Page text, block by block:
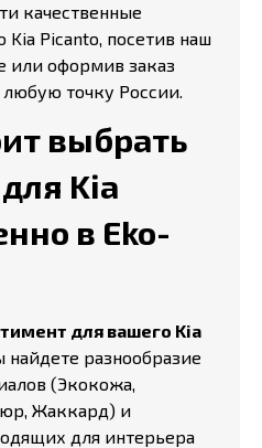
качественные
Kia Picanto, посетив наш
или оформив заказ
любую точку России.
выбрать
Kia
в Eko-
для вашего Kia
найдете разнообразие
(Экокожа,
Жаккард) и
для интерьера